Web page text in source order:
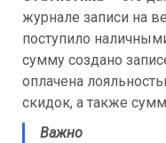
журнале записи на
поступило
сумму создано
оплачена
скидок, а также
Важно